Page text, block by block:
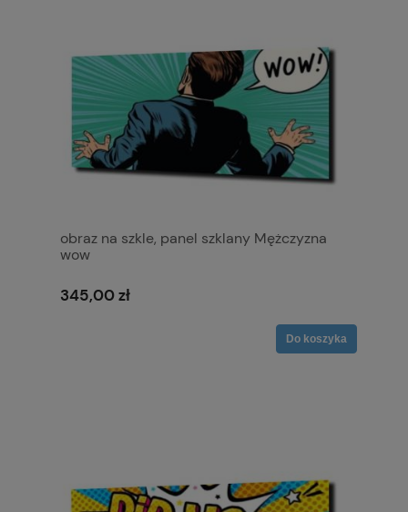
obraz na szkle, panel szklany Mężczyzna
wow
345,00 zł
Do koszyka